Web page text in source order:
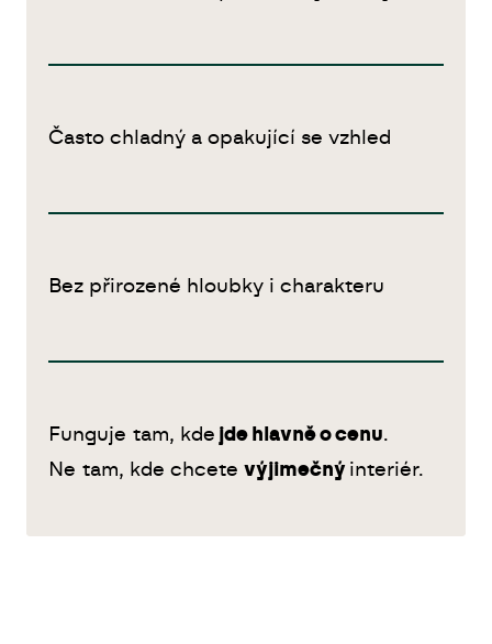
Často chladný a opakující se vzhled
Bez přirozené hloubky i charakteru
Funguje tam, kde jde hlavně o cenu.
Ne tam, kde chcete výjimečný interiér.